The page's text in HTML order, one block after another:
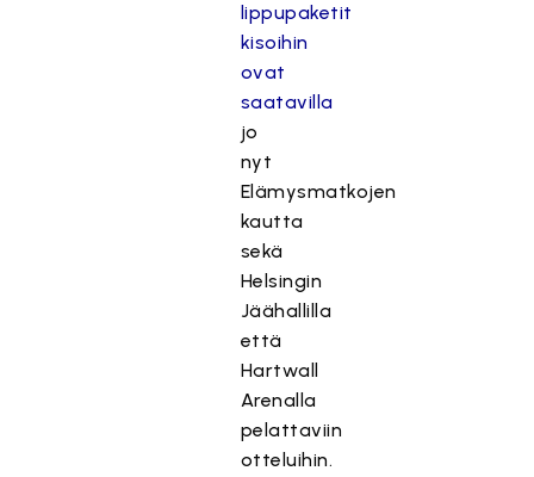
lippupaketit
kisoihin
ovat
saatavilla
jo
nyt
Elämysmatkojen
kautta
sekä
Helsingin
Jäähallilla
että
Hartwall
Arenalla
pelattaviin
otteluihin.